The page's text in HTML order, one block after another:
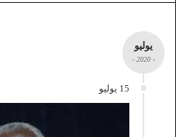
يوليو
- 2020 -
15 يوليو